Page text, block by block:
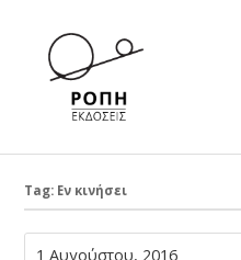
Tag: Εν κινήσει
1 Αυγούστου, 2016